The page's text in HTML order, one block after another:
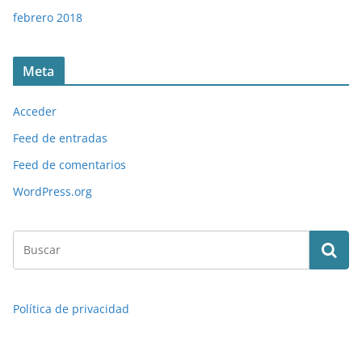
febrero 2018
Meta
Acceder
Feed de entradas
Feed de comentarios
WordPress.org
Política de privacidad